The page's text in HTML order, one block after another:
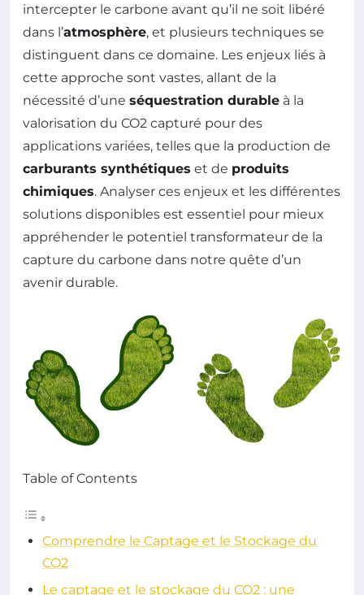
intercepter le carbone avant qu’il ne soit libéré
dans l’atmosphère, et plusieurs techniques se
distinguent dans ce domaine. Les enjeux liés à
cette approche sont vastes, allant de la
nécessité d’une séquestration durable à la
valorisation du CO2 capturé pour des
applications variées, telles que la production de
carburants synthétiques et de produits
chimiques. Analyser ces enjeux et les différentes
solutions disponibles est essentiel pour mieux
appréhender le potentiel transformateur de la
capture du carbone dans notre quête d’un
avenir durable.
Table of Contents
Comprendre le Captage et le Stockage du
CO2
Le captage et le stockage du CO2 : une